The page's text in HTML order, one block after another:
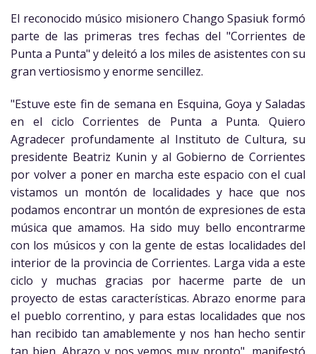
El reconocido músico misionero Chango Spasiuk formó
parte de las primeras tres fechas del "Corrientes de
Punta a Punta" y deleitó a los miles de asistentes con su
gran vertiosismo y enorme sencillez.
"Estuve este fin de semana en Esquina, Goya y Saladas
en el ciclo Corrientes de Punta a Punta. Quiero
Agradecer profundamente al Instituto de Cultura, su
presidente Beatriz Kunin y al Gobierno de Corrientes
por volver a poner en marcha este espacio con el cual
vistamos un montón de localidades y hace que nos
podamos encontrar un montón de expresiones de esta
música que amamos. Ha sido muy bello encontrarme
con los músicos y con la gente de estas localidades del
interior de la provincia de Corrientes. Larga vida a este
ciclo y muchas gracias por hacerme parte de un
proyecto de estas características. Abrazo enorme para
el pueblo correntino, y para estas localidades que nos
han recibido tan amablemente y nos han hecho sentir
tan bien. Abrazo y nos vemos muy pronto", manifestó